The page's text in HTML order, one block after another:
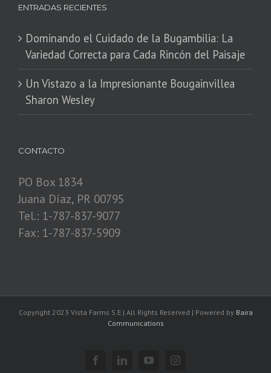
ENTRADAS RECIENTES
Dominando el Cuidado de la Bugambilia: La
Variedad Correcta para Cada Rincón del Paisaje
​Un Vistazo a la Impresionante Bougainvillea
Sharon Wesley
CONTACTO
PO Box 1834
Juana Díaz, PR 00795
Tel.: 1-787-837-9077
Fax: 1-787-837-5909
Copyright 2023 Vista Farms S.E.| All Rights Reserved | Powered by Baira
Communications
FacebookLinkedinYouTubeInstagram